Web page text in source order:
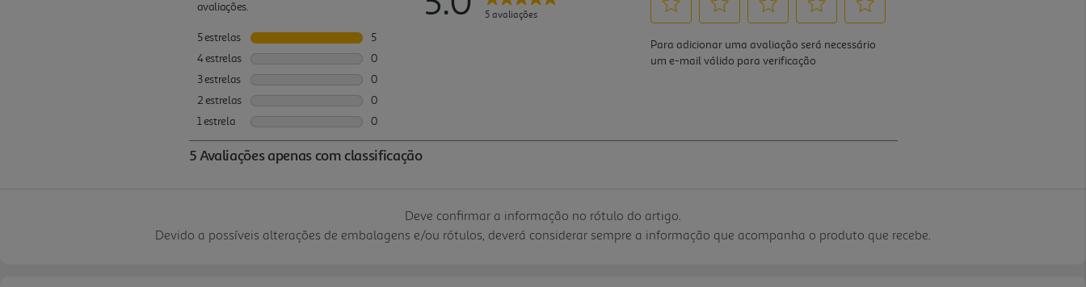
Deve confirmar a informação no rótulo do artigo.
Devido a possíveis alterações de embalagens e/ou rótulos, deverá considerar sempre a informação que acompanha o produto que recebe.